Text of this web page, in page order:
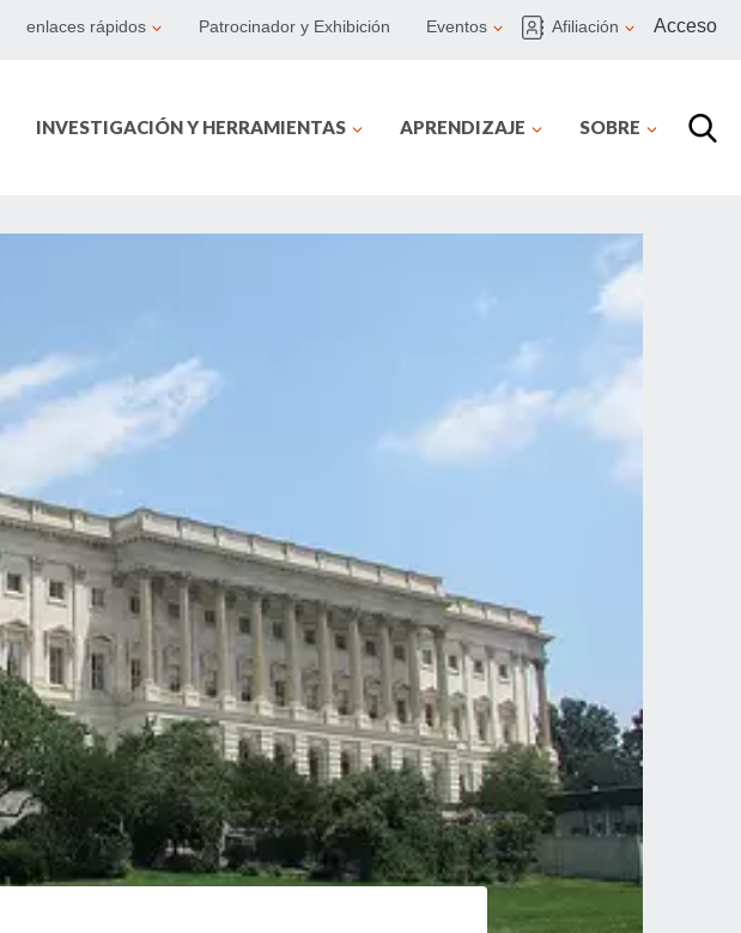
enlaces rápidos Patrocinador y Exhibición Eventos Afiliación Acceso
INVESTIGACIÓN Y HERRAMIENTAS APRENDIZAJE SOBRE